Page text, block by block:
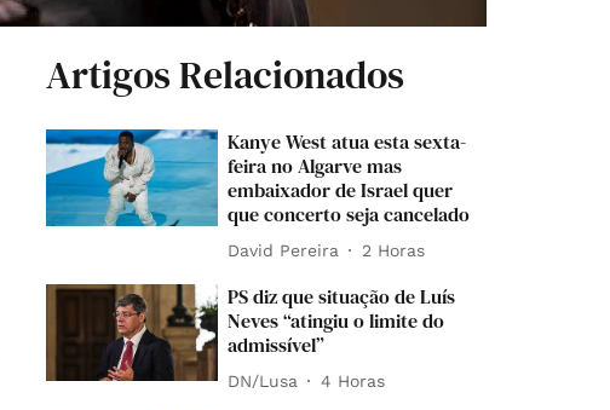
Artigos Relacionados
Kanye West atua esta sexta-
feira no Algarve mas
embaixador de Israel quer
que concerto seja cancelado
David Pereira 2 Horas
PS diz que situação de Luís
Neves “atingiu o limite do
admissível”
DN/Lusa 4 Horas